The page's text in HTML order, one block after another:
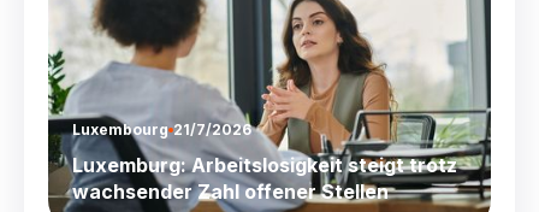
Luxembourg 21/7/2026
Luxemburg: Arbeitslosigkeit steigt trotz
wachsender Zahl offener Stellen